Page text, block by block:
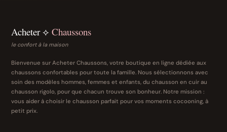
Acheter ⟡ Chaussons
le confort à la maison
Bienvenue sur Acheter Chaussons, votre boutique en ligne dédiée aux
chaussons confortables pour toute la famille. Nous sélectionnons avec
soin des modèles hommes, femmes et enfants, du chausson en cuir au
chausson rigolo, pour que chacun trouve son bonheur. Notre mission :
vous aider à choisir le chausson parfait pour vos moments cocooning, à
petit prix.